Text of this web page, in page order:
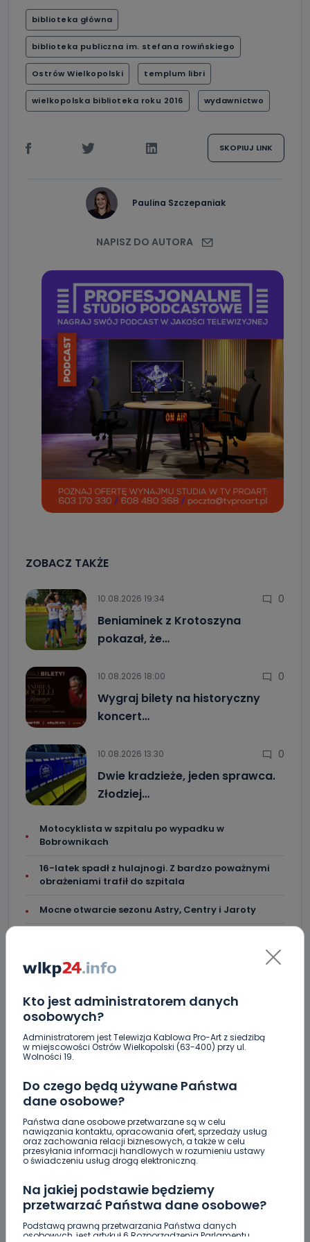
Kto jest administratorem danych
osobowych?
Administratorem jest Telewizja Kablowa Pro-Art z siedzibą
w miejscowości Ostrów Wielkopolski (63-400) przy ul.
Wolności 19.
Do czego będą używane Państwa
dane osobowe?
Państwa dane osobowe przetwarzane są w celu
nawiązania kontaktu, opracowania ofert, sprzedaży usług
oraz zachowania relacji biznesowych, a także w celu
przesyłania informacji handlowych w rozumieniu ustawy
o świadczeniu usług drogą elektroniczną.
Na jakiej podstawie będziemy
przetwarzać Państwa dane osobowe?
Podstawą prawną przetwarzania Państwa danych
osobowych, jest artykuł 6 Rozporządzenia Parlamentu
biblioteka główna
biblioteka publiczna im. stefana rowińskiego
Ostrów Wielkopolski templum libri
wielkopolska biblioteka roku 2016 wydawnictwo
SKOPIUJ LINK
Paulina Szczepaniak
NAPISZ DO AUTORA
ZOBACZ TAKŻE
10.08.2026 19:34 0
Beniaminek z Krotoszyna
pokazał, że…
10.08.2026 18:00 0
Wygraj bilety na historyczny
koncert…
10.08.2026 13:30 0
Dwie kradzieże, jeden sprawca.
Złodziej…
Motocyklista w szpitalu po wypadku w
Bobrownikach
16-latek spadł z hulajnogi. Z bardzo poważnymi
obrażeniami trafił do szpitala
Mocne otwarcie sezonu Astry, Centry i Jaroty
OKS 1926 zbiera na dokończenie oświetlenia na
Puchar na landach. Znowu przyjedzie do
Krotoszyna
Mecz bez historii. Moonfin Magnus Ostrów
Turniej frisbee na "Piaskach" [FOTO]
Pilnie potrzebna krew. Sprwdź, czy możesz pomóc
[WIDEO]
Śmiertelny wypadek w Torzeńcu. Zginął